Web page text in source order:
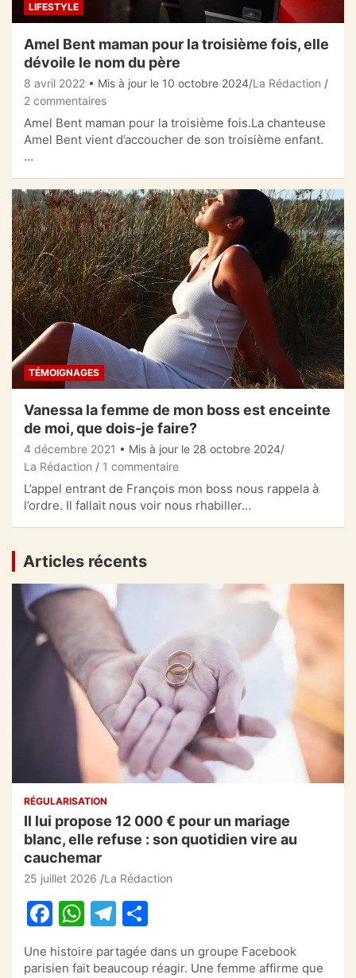
LIFESTYLE
Amel Bent maman pour la troisième fois, elle
dévoile le nom du père
8 avril 2022 • Mis à jour le 10 octobre 2024 La Rédaction
2 commentaires
Amel Bent maman pour la troisième fois.La chanteuse
Amel Bent vient d’accoucher de son troisième enfant.
…
TÉMOIGNAGES
Vanessa la femme de mon boss est enceinte
de moi, que dois-je faire?
4 décembre 2021 • Mis à jour le 28 octobre 2024
La Rédaction
1 commentaire
L’appel entrant de François mon boss nous rappela à
l’ordre. Il fallait nous voir nous rhabiller…
Articles récents
RÉGULARISATION
Il lui propose 12 000 € pour un mariage
blanc, elle refuse : son quotidien vire au
cauchemar
25 juillet 2026 La Rédaction
F
a
c
W
at
T
el
e
ar
ta
Une histoire partagée dans un groupe Facebook
parisien fait beaucoup réagir. Une femme affirme que